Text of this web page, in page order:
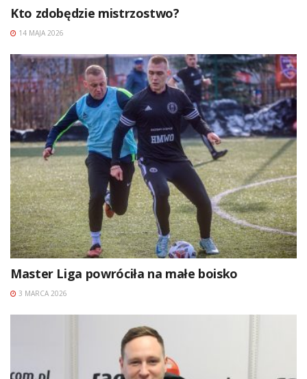
Kto zdobędzie mistrzostwo?
14 MAJA 2026
Master Liga powróciła na małe boisko
3 MARCA 2026